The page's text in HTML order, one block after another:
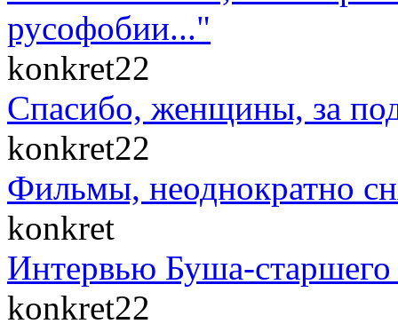
русофобии..."
konkret22
Спасибо, женщины, за
konkret22
Фильмы, неоднократно
konkret
Интервью Буша-старшего
konkret22